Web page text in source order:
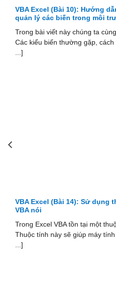
VBA Excel (Bài 10): Hướng
quản lý các biến trong môi
Trong bài viết này chúng ta
Các kiểu biến thường gặp,
...]
VBA Excel (Bài 14): Sử dụng
VBA nói
Trong Excel VBA tồn tại một
Thuộc tính này sẽ giúp máy
...]